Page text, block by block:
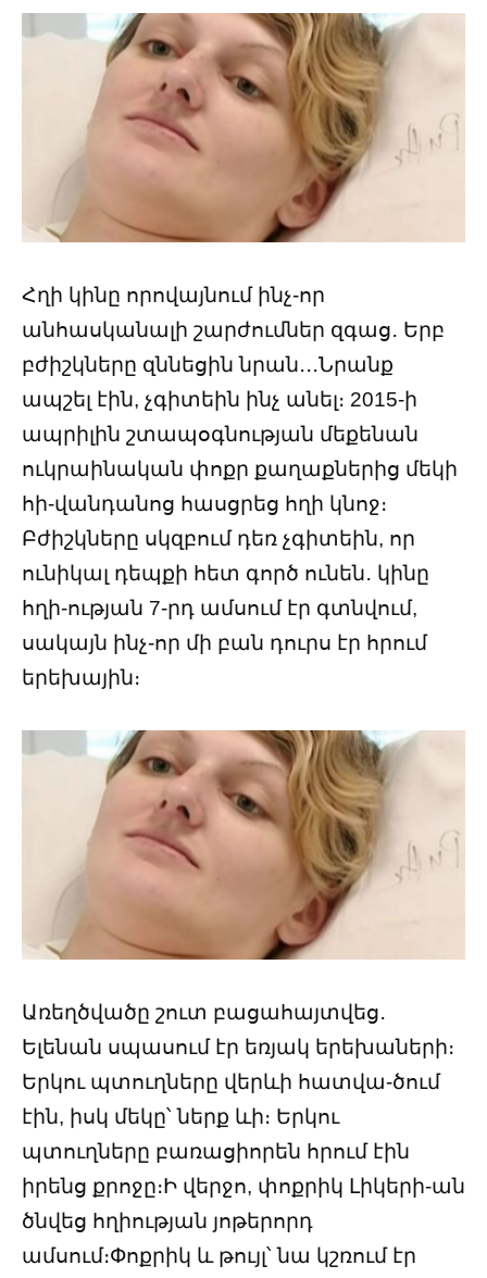
Հղի կինը որովայնում ինչ-որ
անհասկանալի շարժումներ զգաց․ Երբ
բժիշկները զննեցին նրան․․․Նրանք
ապշել էին, չգիտեին ինչ անել։ 2015-ի
ապրիլին շտապօգնության մեքենան
ուկրաինական փոքր քաղաքներից մեկի
հի-վանդանոց հասցրեց հղի կնոջ։
Բժիշկները սկզբում դեռ չգիտեին, որ
ունիկալ դեպքի հետ գործ ունեն․ կինը
հղի-ության 7-րդ ամսում էր գտնվում,
սակայն ինչ-որ մի բան դուրս էր հրում
երեխային։
Առեղծվածը շուտ բացահայտվեց․
Ելենան սպասում էր եռյակ երեխաների։
Երկու պտուղները վերևի հատվա-ծում
էին, իսկ մեկը՝ ներք ևի։ Երկու
պտուղները բառացիորեն հրում էին
իրենց քրոջը։Ի վերջո, փոքրիկ Լիկերի-ան
ծնվեց հղիության յոթերորդ
ամսում։Փոքրիկ և թույլ՝ նա կշռում էր